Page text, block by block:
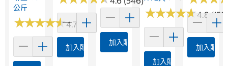
公斤
★★★★★
★★★★★4.7 (164)
加入購物車
加入購物車
★★★★★
★★★★★4.8
加入購物車
加入購物